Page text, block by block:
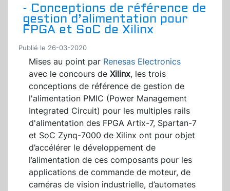
- Conceptions de référence de
gestion d’alimentation pour
FPGA et SoC de Xilinx
Publié le 26-03-2020
Mises au point par Renesas Electronics
avec le concours de Xilinx, les trois
conceptions de référence de gestion de
l'alimentation PMIC (Power Management
Integrated Circuit) pour les multiples rails
d'alimentation des FPGA Artix-7, Spartan-7
et SoC Zynq-7000 de Xilinx ont pour objet
d’accélérer le développement de
l’alimentation de ces composants pour les
applications de commande de moteur, de
caméras de vision industrielle, d’automates